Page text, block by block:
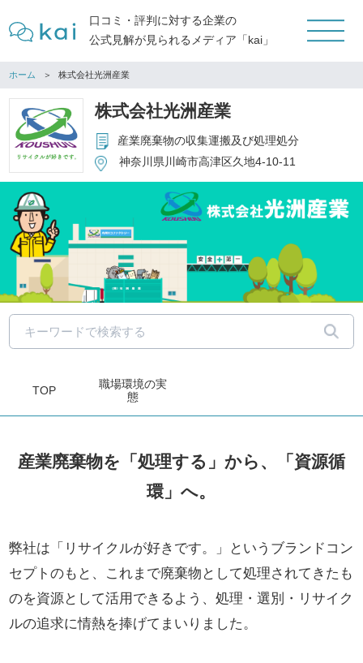
口コミ・評判に対する企業の
公式見解が見られるメディア「kai」
ホーム 株式会社光洲産業
株式会社光洲産業
産業廃棄物の収集運搬及び処理処分
神奈川県川崎市高津区久地4-10-11
TOP
職場環境の実
態
産業廃棄物を「処理する」から、「資源循
環」へ。
弊社は「リサイクルが好きです。」というブランドコン
セプトのもと、これまで廃棄物として処理されてきたも
のを資源として活用できるよう、処理・選別・リサイク
ルの追求に情熱を捧げてまいりました。